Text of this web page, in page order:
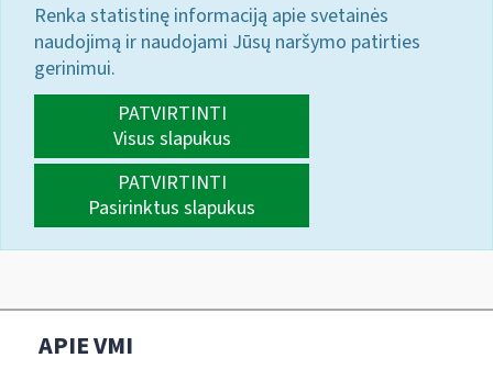
Renka statistinę informaciją apie svetainės
naudojimą ir naudojami Jūsų naršymo patirties
gerinimui.
PATVIRTINTI
Visus slapukus
PATVIRTINTI
Pasirinktus slapukus
APIE VMI